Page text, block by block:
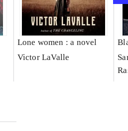
Lone women : a novel
Victor LaValle